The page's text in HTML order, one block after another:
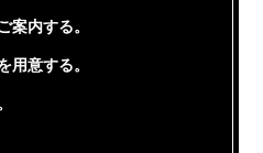
案内する。
用意する。